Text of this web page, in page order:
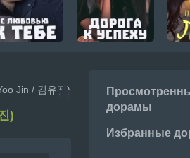
Jin / 김유진)
)
дорамы
Избранные